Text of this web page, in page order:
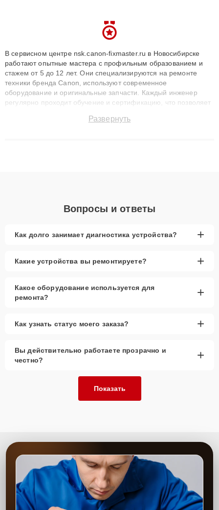
В сервисном центре nsk.canon-fixmaster.ru в Новосибирске
работают опытные мастера с профильным образованием и
стажем от 5 до 12 лет. Они специализируются на ремонте
техники бренда Canon, используют современное
оборудование и оригинальные запчасти. Каждый инженер
регулярно проходит обучение и сертификацию, что позволяет
технику с сохранением гарантии до 3 лет. Наши мастера
Развернуть
Вопросы и ответы
Как долго занимает диагностика устройства? +
Какие устройства вы ремонтируете? +
Какое оборудование используется для
ремонта?
+
Как узнать статус моего заказа? +
Вы действительно работаете прозрачно и
честно?
+
Показать